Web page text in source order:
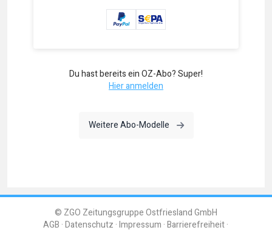
Du hast bereits ein OZ-Abo? Super!
Hier anmelden
Weitere Abo-Modelle
© ZGO Zeitungsgruppe Ostfriesland GmbH
AGB Datenschutz Impressum Barrierefreiheit